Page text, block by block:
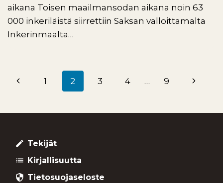
aikana Toisen maailmansodan aikana noin 63
000 inkeriläistä siirrettiin Saksan valloittamalta
Inkerinmaalta…
Sivunavigointi
Edellinen
1 2 3 4 … 9
create Tekijät
list Kirjallisuutta
security Tietosuojaseloste